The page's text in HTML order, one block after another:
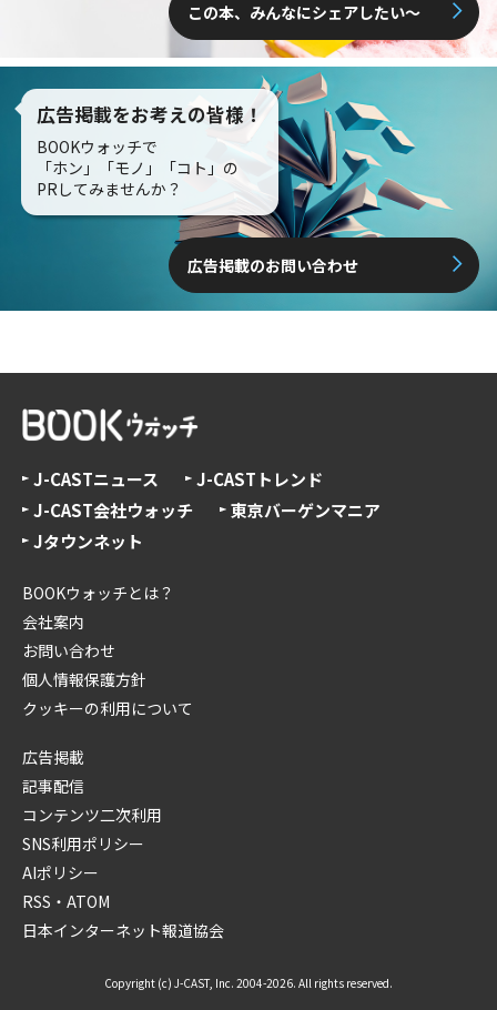
この本、みんなにシェアしたい〜
広告掲載をお考えの皆様！
BOOKウォッチで
「ホン」「モノ」「コト」の
PRしてみませんか？
広告掲載のお問い合わせ
J-CASTニュース
J-CASTトレンド
J-CAST会社ウォッチ
東京バーゲンマニア
Jタウンネット
BOOKウォッチとは？
会社案内
お問い合わせ
個人情報保護方針
クッキーの利用について
広告掲載
記事配信
コンテンツ二次利用
SNS利用ポリシー
AIポリシー
RSS・ATOM
日本インターネット報道協会
Copyright (c) J-CAST, Inc. 2004-2026. All rights reserved.